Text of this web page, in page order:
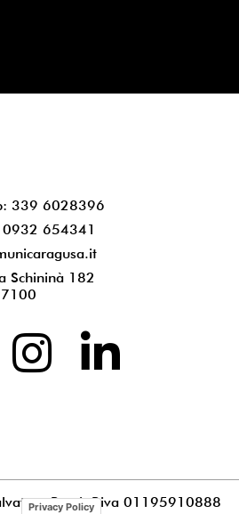
339 6028396
654341
Schininà 182
PucciaP.iva 01195910888
Privacy Policy